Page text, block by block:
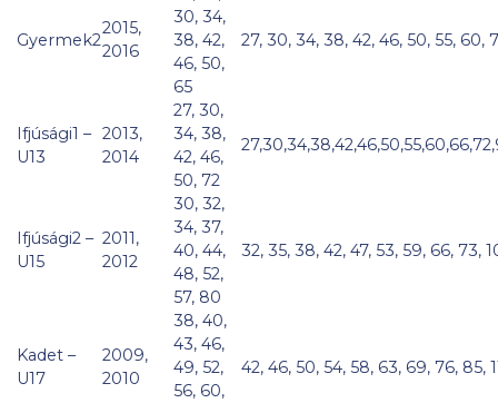
Gyermek2
2015,
2016
30, 34,
38, 42,
46, 50,
65
27, 30, 34, 38, 42, 46, 50, 55, 60,
Ifjúsági1 –
U13
2013,
2014
27, 30,
34, 38,
42, 46,
50, 72
Ifjúsági2 –
U15
2011,
2012
30, 32,
34, 37,
40, 44,
48, 52,
57, 80
32, 35, 38, 42, 47, 53, 59, 66, 73,
Kadet –
U17
2009,
2010
38, 40,
43, 46,
49, 52,
56, 60,
42, 46, 50, 54, 58, 63, 69, 76, 85,